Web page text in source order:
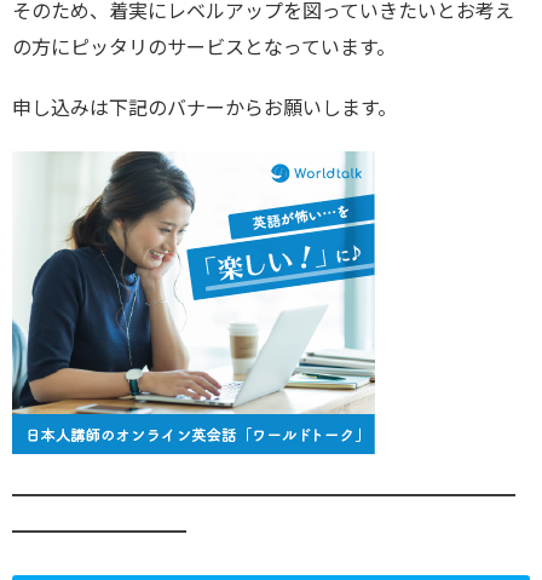
そのため、着実にレベルアップを図っていきたいとお考え
の方にピッタリのサービスとなっています。
申し込みは下記のバナーからお願いします。
━━━━━━━━━━━━━━━━━━━━━━━━━━
━━━━━━━━━